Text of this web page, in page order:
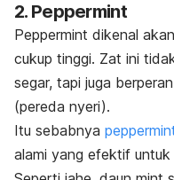
2. Peppermint
Peppermint dikenal
cukup tinggi. Zat ini
segar, tapi juga
(pereda nyeri).
Itu sebabnya
alami yang efektif